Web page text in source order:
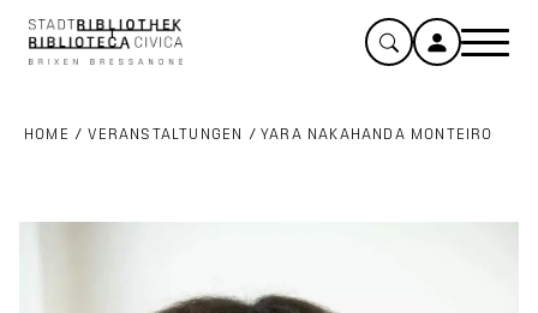
HOME /VERANSTALTUNGEN /YARA NAKAHANDA MONTEIRO